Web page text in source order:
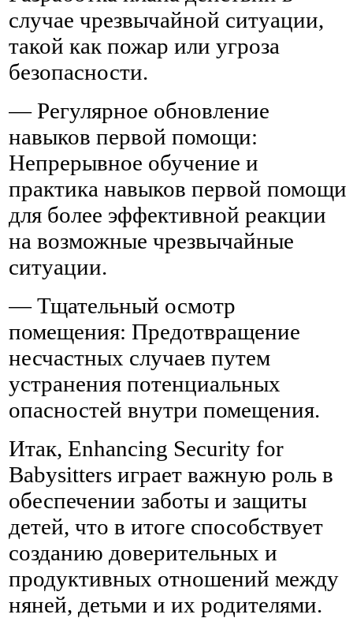
случае чрезвычайной ситуации,
такой как пожар или угроза
безопасности.
— Регулярное обновление
навыков первой помощи:
Непрерывное обучение и
практика навыков первой помощи
для более эффективной реакции
на возможные чрезвычайные
ситуации.
— Тщательный осмотр
помещения: Предотвращение
несчастных случаев путем
устранения потенциальных
опасностей внутри помещения.
Итак, Enhancing Security for
Babysitters играет важную роль в
обеспечении заботы и защиты
детей, что в итоге способствует
созданию доверительных и
продуктивных отношений между
няней, детьми и их родителями.